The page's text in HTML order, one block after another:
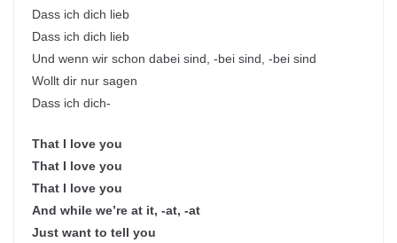
Dass ich dich lieb
Dass ich dich lieb
Und wenn wir schon dabei sind, -bei sind, -bei sind
Wollt dir nur sagen
Dass ich dich-
That I love you
That I love you
That I love you
And while we’re at it, -at, -at
Just want to tell you